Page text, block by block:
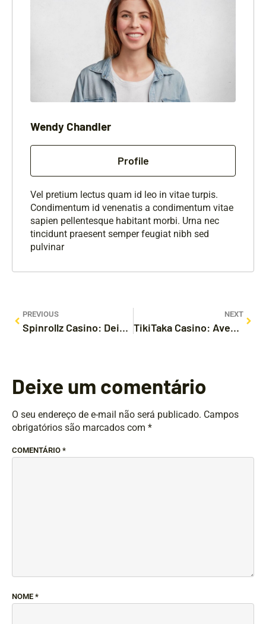
Wendy Chandler
Profile
Vel pretium lectus quam id leo in vitae turpis.
Condimentum id venenatis a condimentum vitae
sapien pellentesque habitant morbi. Urna nec
tincidunt praesent semper feugiat nibh sed
pulvinar
PREVIOUS
Spinrollz Casino: Dein persönlicher Wegbegleiter für exzellentes Online-Glücksspiel in Deutschland
NEXT
TikiTaka Casino: Aventura de Entretenimiento Real y Opciones Reales
Deixe um comentário
O seu endereço de e-mail não será publicado. Campos
obrigatórios são marcados com *
COMENTÁRIO *
NOME *